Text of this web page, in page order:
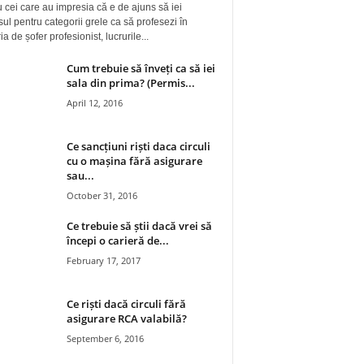
cei care au impresia că e de ajuns să iei
pentru categorii grele ca să profesezi în
de șofer profesionist, lucrurile...
Cum trebuie să înveți ca să iei
sala din prima? (Permis...
April 12, 2016
Ce sancțiuni riști daca circuli
cu o mașina fără asigurare
sau...
October 31, 2016
Ce trebuie să știi dacă vrei să
începi o carieră de...
February 17, 2017
Ce riști dacă circuli fără
asigurare RCA valabilă?
September 6, 2016